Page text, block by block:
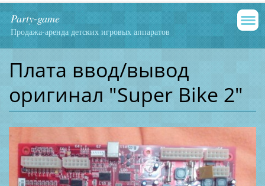
Party-game
Продажа-аренда детских игровых аппаратов
Плата ввод/вывод
оригинал "Super Bike 2"